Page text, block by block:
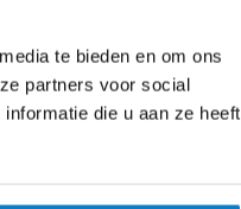
te bieden en om ons
partners voor social
die u aan ze heeft